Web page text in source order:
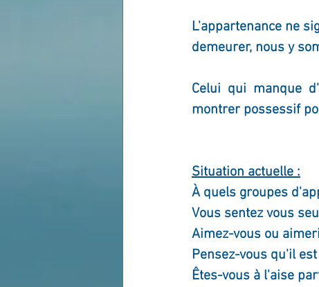
L'appartenance ne
demeurer, nous y
Celui qui manque
montrer possessif
Situation actuelle :
À quels groupes
Vous sentez vous
Aimez-vous ou
Pensez-vous qu'il
Êtes-vous à l'aise